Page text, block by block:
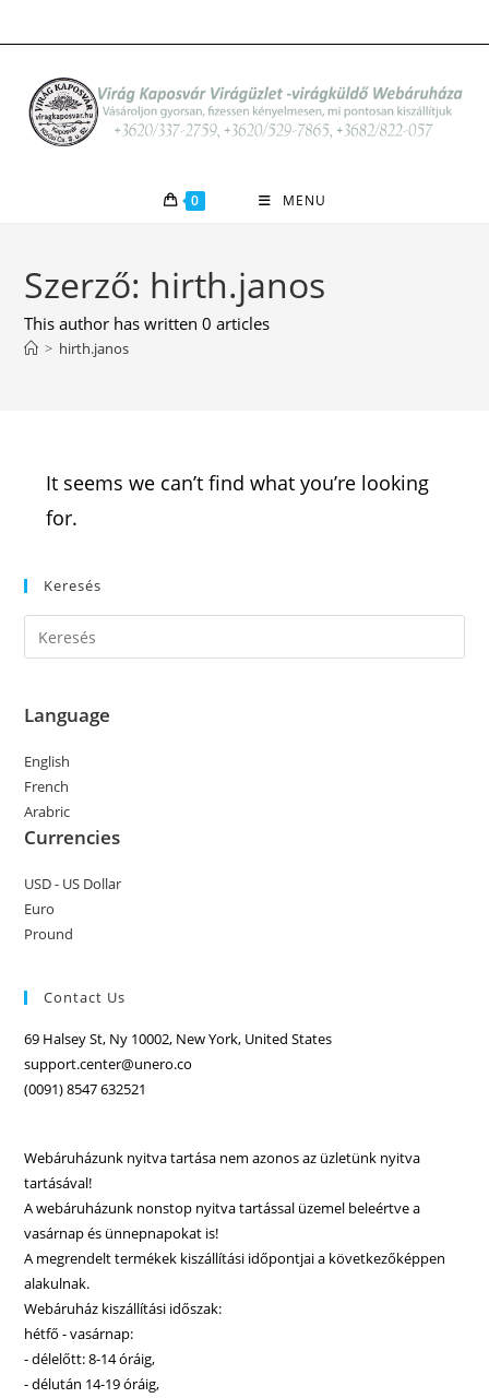
to
0 MENU
Szerző: hirth.janos
This author has written 0 articles
> hirth.janos
It seems we can’t find what you’re looking
for.
Keresés
Language
English
French
Arabric
Currencies
USD - US Dollar
Euro
Pround
Contact Us
69 Halsey St, Ny 10002, New York, United States
support.center@unero.co
(0091) 8547 632521
Webáruházunk nyitva tartása nem azonos az üzletünk nyitva
tartásával!
A webáruházunk nonstop nyitva tartással üzemel beleértve a
vasárnap és ünnepnapokat is!
A megrendelt termékek kiszállítási időpontjai a következőképpen
alakulnak.
Webáruház kiszállítási időszak:
hétfő - vasárnap:
- délelőtt: 8-14 óráig,
- délután 14-19 óráig,